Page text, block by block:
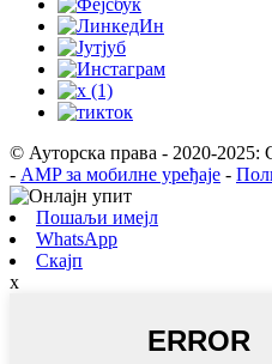
© Ауторска права - 2020-2025:
- AMP за мобилне уређаје -
Пошаљи имејл
WhatsApp
Скајп
x